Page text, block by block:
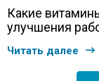
Какие
улучшения
Читать далее